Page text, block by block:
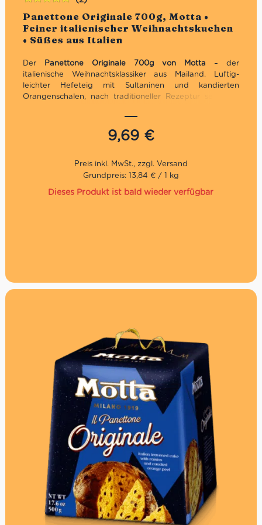
Panettone Originale 700g, Motta •
Feiner italienischer Weihnachtskuchen
• Süßes aus Italien
Der Panettone Originale 700g von Motta – der
italienische Weihnachtsklassiker aus Mailand. Luftig-
leichter Hefeteig mit Sultaninen und kandierten
Orangenschalen, nach traditioneller Rezeptur seit 1919.
Traditionelles Geschenk zu Weihnachten
Direkt aus Italien
9,69 €
mit5.00von
5
Grundpreis: 13,84 € / 1 kg
Dieses Produkt ist bald wieder verfügbar